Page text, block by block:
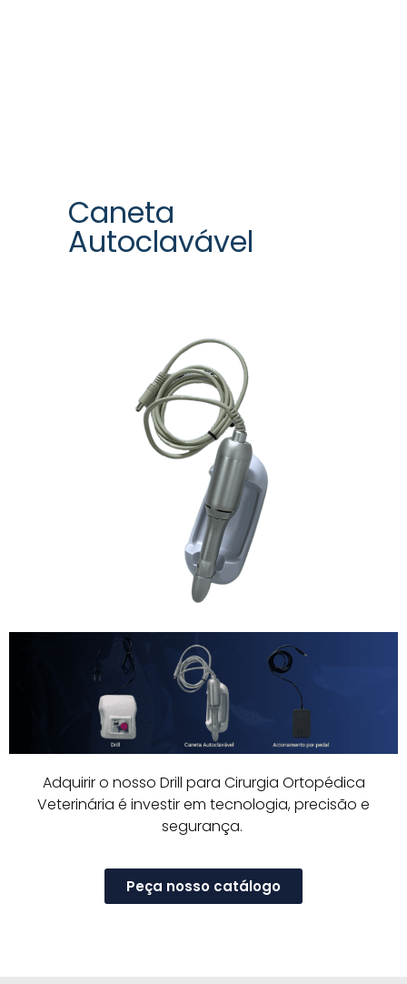
Caneta
Autoclavável
Adquirir o nosso Drill para Cirurgia Ortopédica
Veterinária é investir em tecnologia, precisão e
segurança.
Peça nosso catálogo